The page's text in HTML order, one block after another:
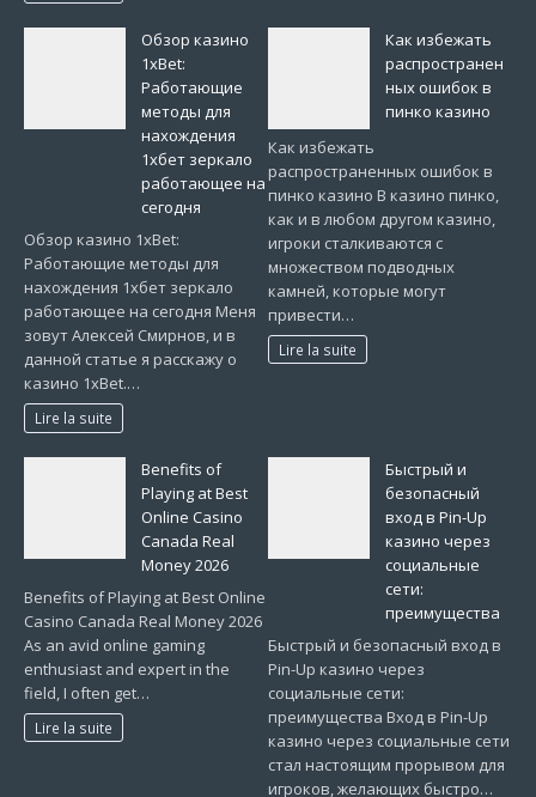
Обзор казино
1xBet:
Работающие
методы для
нахождения
1хбет зеркало
работающее на
сегодня
Обзор казино 1xBet:
Работающие методы для
нахождения 1хбет зеркало
работающее на сегодня Меня
зовут Алексей Смирнов, и в
данной статье я расскажу о
казино 1xBet.…
Lire la suite
Как избежать
распространен
ных ошибок в
пинко казино
Как избежать
распространенных ошибок в
пинко казино В казино пинко,
как и в любом другом казино,
игроки сталкиваются с
множеством подводных
камней, которые могут
привести…
Lire la suite
Benefits of
Playing at Best
Online Casino
Canada Real
Money 2026
Benefits of Playing at Best Online
Casino Canada Real Money 2026
As an avid online gaming
enthusiast and expert in the
field, I often get…
Lire la suite
Быстрый и
безопасный
вход в Pin-Up
казино через
социальные
сети:
преимущества
Быстрый и безопасный вход в
Pin-Up казино через
социальные сети:
преимущества Вход в Pin-Up
казино через социальные сети
стал настоящим прорывом для
игроков, желающих быстро…